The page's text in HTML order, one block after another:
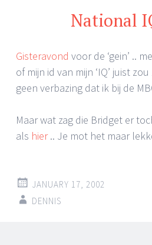
National
Gisteravond voor de ‘gein’ ..
of mijn id van mijn ‘IQ’ juist
geen verbazing dat ik bij de
Maar wat zag die Bridget er
als hier.. Je mot het maar
JANUARY 17, 2002
DENNIS